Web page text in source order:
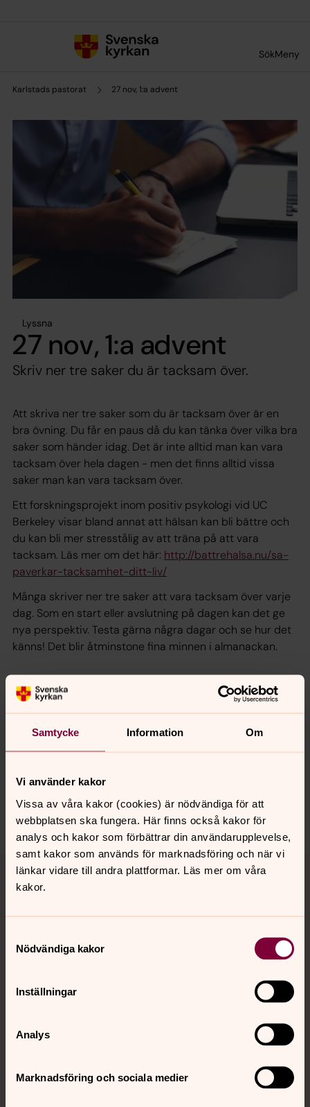
Samtycke Information Om
Vi använder kakor
Vissa av våra kakor (cookies) är nödvändiga för att
webbplatsen ska fungera. Här finns också kakor för
analys och kakor som förbättrar din användarupplevelse,
samt kakor som används för marknadsföring och när vi
länkar vidare till andra plattformar. Läs mer om våra
kakor.
Nödvändiga kakor
Inställningar
Analys
Marknadsföring och sociala medier
SökMeny
Karlstads pastorat 27 nov, 1:a advent
Lyssna
27 nov, 1:a advent
Skriv ner tre saker du är tacksam över.
Att skriva ner tre saker som du är tacksam över är en
bra övning. Du får en paus då du kan tänka över vilka bra
saker som händer idag. Det är inte alltid man kan vara
tacksam över hela dagen - men det finns alltid vissa
saker man kan vara tacksam över.
Ett forskningsprojekt inom positiv psykologi vid UC
Berkeley visar bland annat att hälsan kan bli bättre och
du kan bli mer stresstålig av att träna på att vara
tacksam. Läs mer om det här: http://battrehalsa.nu/sa-
paverkar-tacksamhet-ditt-liv/
Många skriver ner tre saker att vara tacksam över varje
dag. Som en start eller avslutning på dagen kan det ge
nya perspektiv. Testa gärna några dagar och se hur det
känns! Det blir åtminstone fina minnen i almanackan.
Senast ändrad 18 november 2016
Synpunkter eller frågor på sidans
Dela
Tillbaka till toppen
Tillbaka till innehållet
Hitta snabbt
Sociala kanaler